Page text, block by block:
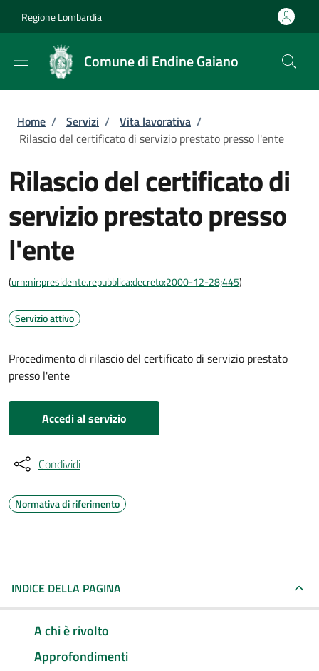
Regione Lombardia
Comune di Endine Gaiano
Briciole di pane
Home / Servizi / Vita lavorativa /
Rilascio del certificato di servizio prestato presso l'ente
Rilascio del certificato di
servizio prestato presso
l'ente
(urn:nir:presidente.repubblica:decreto:2000-12-28;445)
Servizio attivo
Procedimento di rilascio del certificato di servizio prestato
presso l'ente
Accedi al servizio
Condividi
Normativa di riferimento
INDICE DELLA PAGINA
A chi è rivolto
Approfondimenti